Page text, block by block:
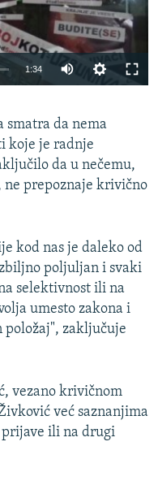
1:34
smatra da nema
koje je radnje
da u nečemu,
ne prepoznaje krivično
kod nas je daleko od
poljuljan i svaki
selektivnost ili na
umesto zakona i
položaj", zaključuje
vezano krivičnom
već saznanjima
ili na drugi